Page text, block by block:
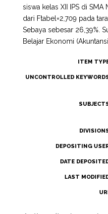
siswa kelas XII IPS di
dari Ftabel=2,709 pada
Sebaya sebesar 26,39%.
Belajar Ekonomi
ITEM
UNCONTROLLED
DEPOSITING
DATE
LAST